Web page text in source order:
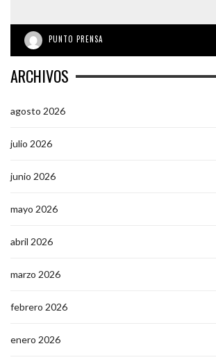
PUNTO PRENSA
ARCHIVOS
agosto 2026
julio 2026
junio 2026
mayo 2026
abril 2026
marzo 2026
febrero 2026
enero 2026